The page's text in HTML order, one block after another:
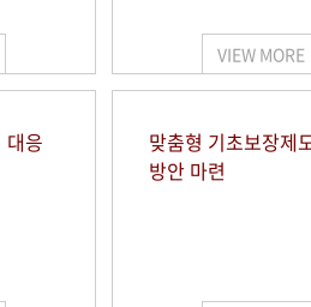
VIEW MORE
응
맞춤형 기초보장제
방안 마련